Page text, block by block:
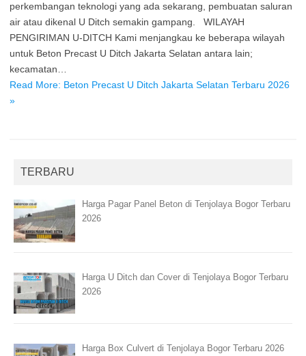
perkembangan teknologi yang ada sekarang, pembuatan saluran
air atau dikenal U Ditch semakin gampang. WILAYAH
PENGIRIMAN U-DITCH Kami menjangkau ke beberapa wilayah
untuk Beton Precast U Ditch Jakarta Selatan antara lain;
kecamatan…
Read More: Beton Precast U Ditch Jakarta Selatan Terbaru 2026
»
TERBARU
Harga Pagar Panel Beton di Tenjolaya Bogor Terbaru
2026
Harga U Ditch dan Cover di Tenjolaya Bogor Terbaru
2026
Harga Box Culvert di Tenjolaya Bogor Terbaru 2026